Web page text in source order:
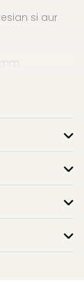
si aur
inalta